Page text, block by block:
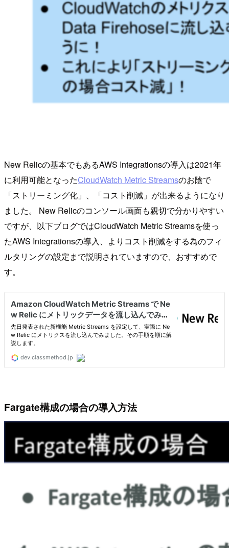
New Relicの基本でもあるAWS Integrationsの導入は2021年
に利用可能となったCloudWatch Metric Streamsのお陰で
「ストリーミング化」、「コスト削減」が出来るようになり
ました。 New Relicのコンソール画面も親切で分かりやすい
ですが、以下ブログではCloudWatch Metric Streamsを使っ
たAWS Integrationsの導入、よりコスト削減をする為のフィ
ルタリングの設定まで説明されていますので、おすすめで
す。
Fargate構成の場合の導入方法